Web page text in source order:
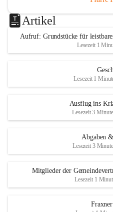
Artikel
Aufruf: Grundstücke für
Lesezeit 1
Lesezeit 1
Ausflug ins
Lesezeit 3
Abgaben
Lesezeit 3
Mitglieder der
Lesezeit 1